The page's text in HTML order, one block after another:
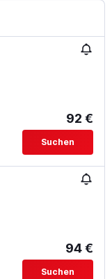
92 €
Suchen
94 €
Suchen